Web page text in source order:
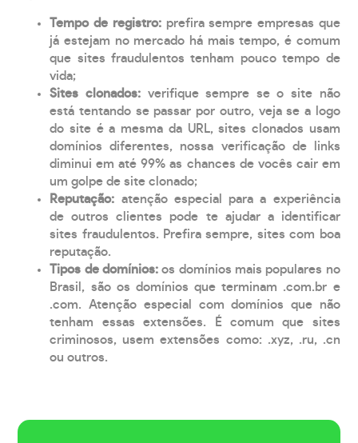
Tempo de registro: prefira sempre empresas que
já estejam no mercado há mais tempo, é comum
que sites fraudulentos tenham pouco tempo de
vida;
Sites clonados: verifique sempre se o site não
está tentando se passar por outro, veja se a logo
do site é a mesma da URL, sites clonados usam
domínios diferentes, nossa verificação de links
diminui em até 99% as chances de vocês cair em
um golpe de site clonado;
Reputação: atenção especial para a experiência
de outros clientes pode te ajudar a identificar
sites fraudulentos. Prefira sempre, sites com boa
reputação.
Tipos de domínios:os domínios mais populares no
Brasil, são os domínios que terminam .com.br e
.com. Atenção especial com domínios que não
tenham essas extensões. É comum que sites
criminosos, usem extensões como: .xyz, .ru, .cn
ou outros.